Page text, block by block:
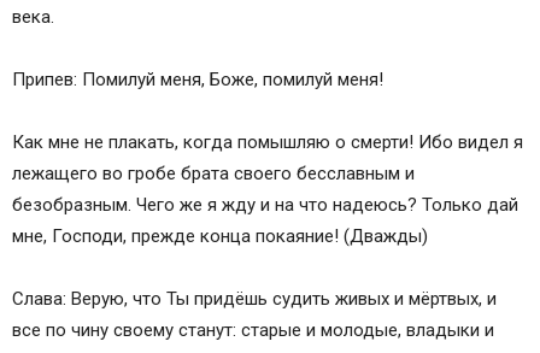
века.
Припев: Помилуй меня, Боже, помилуй меня!
Как мне не плакать, когда помышляю о смерти! Ибо видел я
лежащего во гробе брата своего бесславным и
безобразным. Чего же я жду и на что надеюсь? Только дай
мне, Господи, прежде конца покаяние! (Дважды)
Слава: Верую, что Ты придёшь судить живых и мёртвых, и
все по чину своему станут: старые и молодые, владыки и